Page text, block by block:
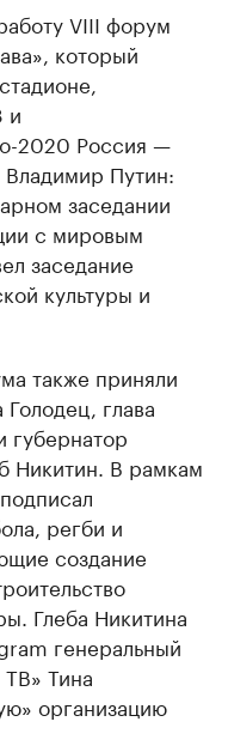
VIII форум
который
и
2020 Россия —
Путин:
заседании
с мировым
заседание
культуры и
также приняли
глава
губернатор
Никитин. В рамкам
регби и
создание
Глеба Никитина
генеральный
Тина
организацию